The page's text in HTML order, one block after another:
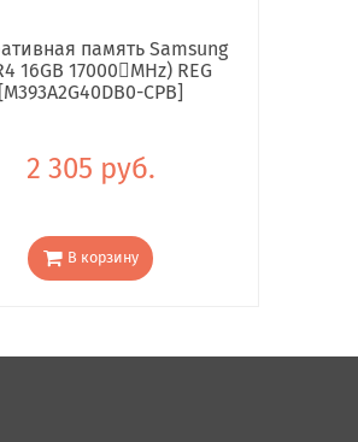
память Samsung
16GB 17000񢋕MHz) REG
[M393A2G40DB0-CPB]
2 305 руб.
В корзину